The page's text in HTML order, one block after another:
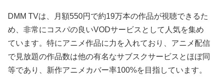
DMM TVは、月額550円で約19万本の作品が視聴できるた
め、非常にコスパの良いVODサービスとして人気を集め
ています。特にアニメ作品に力を入れており、アニメ配信
で見放題の作品数は他の有名なサブスクサービスとほぼ同
等であり、新作アニメカバー率100%を目指しています。